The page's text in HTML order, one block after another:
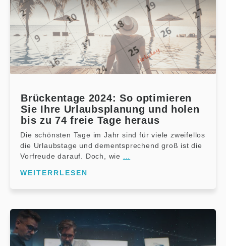
Brückentage 2024: So optimieren
Sie Ihre Urlaubsplanung und holen
bis zu 74 freie Tage heraus
Die schönsten Tage im Jahr sind für viele zweifellos
die Urlaubstage und dementsprechend groß ist die
Vorfreude darauf. Doch, wie
WEITERRLESEN